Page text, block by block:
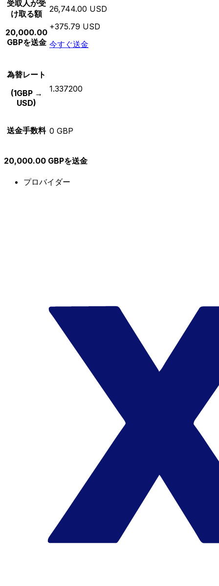
受取人が受
け取る額
20,000.00
GBPを送金
26,744.00 USD
+375.79 USD
今すぐ送金
為替レート
(1GBP →
USD)
1.337200
送金手数料 0 GBP
20,000.00 GBPを送金
プロバイダー